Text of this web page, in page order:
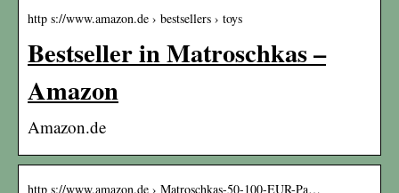
http s://www.amazon.de › bestsellers › toys
Bestseller in Matroschkas –
Amazon
Amazon.de
http s://www.amazon.de › Matroschkas-50-100-EUR-Pa…